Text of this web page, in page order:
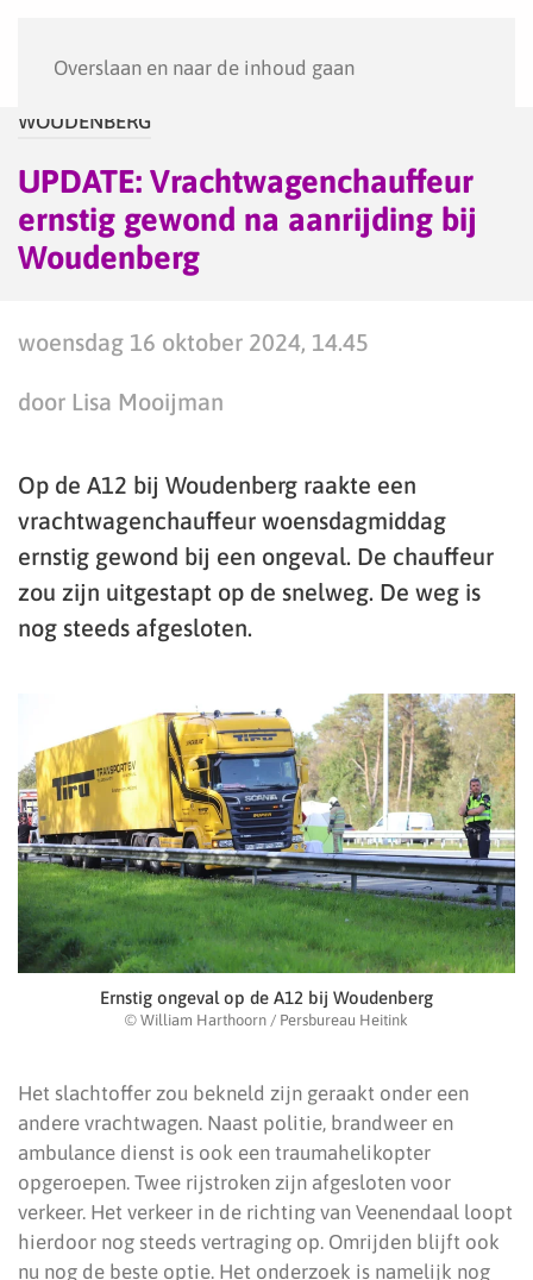
Overslaan en naar de inhoud gaan
WOUDENBERG
UPDATE: Vrachtwagenchauffeur
ernstig gewond na aanrijding bij
Woudenberg
woensdag 16 oktober 2024, 14.45
door Lisa Mooijman
Op de A12 bij Woudenberg raakte een
vrachtwagenchauffeur woensdagmiddag
ernstig gewond bij een ongeval. De chauffeur
zou zijn uitgestapt op de snelweg. De weg is
nog steeds afgesloten.
Ernstig ongeval op de A12 bij Woudenberg
© William Harthoorn / Persbureau Heitink
Het slachtoffer zou bekneld zijn geraakt onder een
andere vrachtwagen. Naast politie, brandweer en
ambulance dienst is ook een traumahelikopter
opgeroepen. Twee rijstroken zijn afgesloten voor
verkeer. Het verkeer in de richting van Veenendaal loopt
hierdoor nog steeds vertraging op. Omrijden blijft ook
nu nog de beste optie. Het onderzoek is namelijk nog